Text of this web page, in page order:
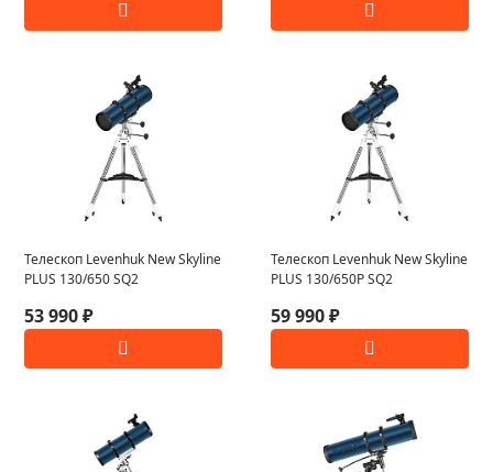
Телескоп Levenhuk New Skyline
PLUS 130/650 SQ2
53 990 ₽
Телескоп Levenhuk New Skyline
PLUS 130/650P SQ2
59 990 ₽